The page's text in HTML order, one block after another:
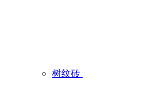
树纹砖